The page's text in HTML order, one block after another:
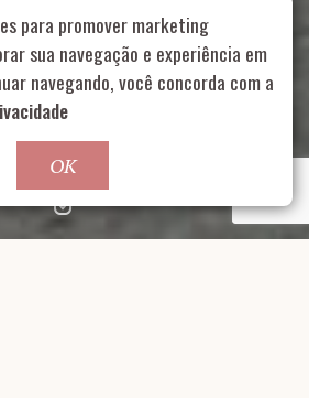
Romana, São Paulo – SP | 55 11
contato@nucleofood.com
Role para continar
para promover marketing
sua navegação e experiência em
navegando, você concorda com a
OK